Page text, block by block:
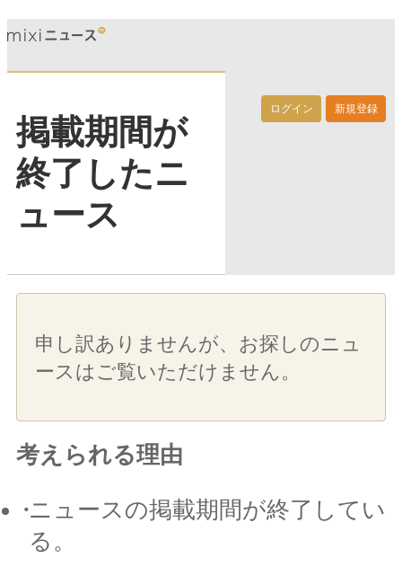
ログイン 新規登録
掲載期間が
終了したニ
ュース
申し訳ありませんが、お探しのニュ
ースはご覧いただけません。
考えられる理由
ニュースの掲載期間が終了してい
る。